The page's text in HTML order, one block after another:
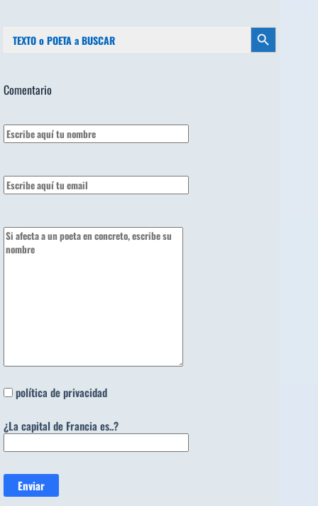
Botón de búsqueda
Comentario
política de privacidad
¿La capital de Francia es..?